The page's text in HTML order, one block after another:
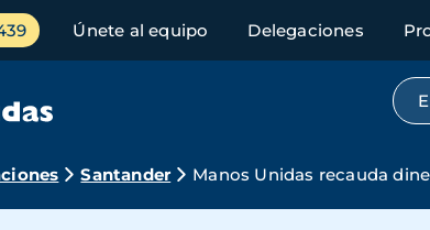
Únete al equipo Delegaciones
Santander Manos Unidas recauda